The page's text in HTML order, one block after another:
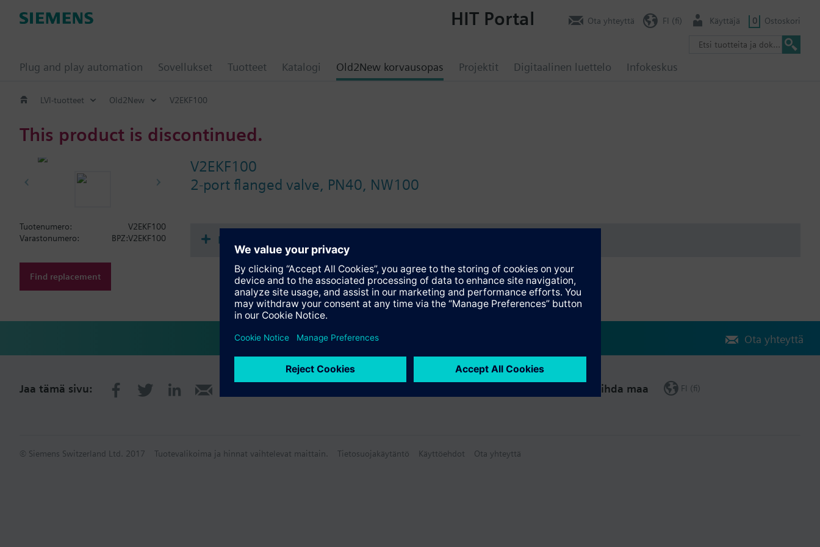
Plug and play automation Sovellukset Tuotteet Katalogi Old2New korvausopas Projektit Digitaalinen luettelo Infokeskus
HIT Portal Ota yhteyttä FI (fi) Käyttäjä 0 Ostoskori
LVI-tuotteet Old2New V2EKF100
This product is discontinued.
V2EKF100
2-port flanged valve, PN40, NW100
Tuotenumero:
V2EKF100
Varastonumero:
BPZ:V2EKF100
Find replacement
Dokumentaatio
Ota yhteyttä
Jaa tämä sivu: Vaihda maa FI (fi)
© Siemens Switzerland Ltd. 2017 Tuotevalikoima ja hinnat vaihtelevat maittain. Tietosuojakäytäntö Käyttöehdot Ota yhteyttä